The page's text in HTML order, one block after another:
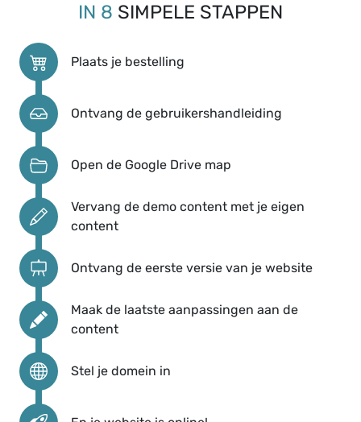
IN 8 SIMPELE STAPPEN
Plaats je bestelling
Ontvang de gebruikershandleiding
Open de Google Drive map
Vervang de demo content met je eigen
content
Ontvang de eerste versie van je website
Maak de laatste aanpassingen aan de
content
Stel je domein in